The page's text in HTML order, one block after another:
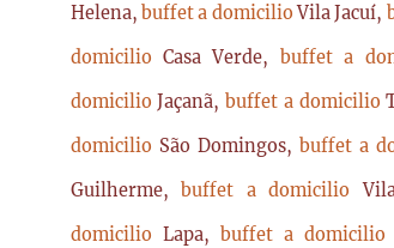
Helena, buffet a domicilioVila Jacuí,
domicilio Casa Verde, buffet a
domicilioJaçanã,buffet a domicilio
domicilio São Domingos, buffet a
Guilherme,buffet a domicilio
domicilio Lapa, buffet a domicilio